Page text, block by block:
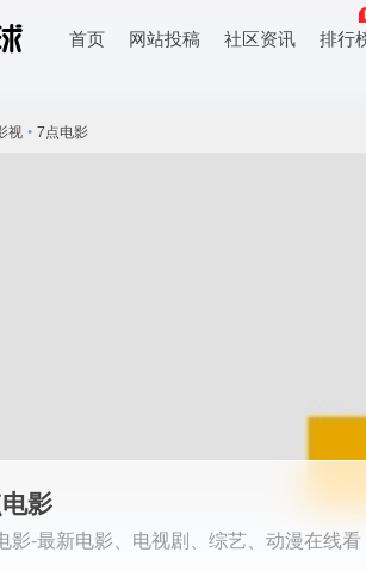
首页 网站投稿 社区资讯 排行
视 • 7点电影
影
影-最新电影、电视剧、综艺、动漫在线看